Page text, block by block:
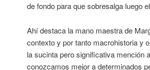
de fondo para que sobresalga luego
Ahí destaca la mano maestra de
contexto y por tanto macrohistoria y
la sucinta pero significativa mención
conozcamos mejor a determinados